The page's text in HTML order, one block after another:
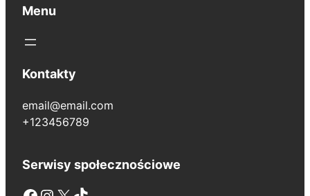
Menu
Kontakty
email@email.com
+123456789
Serwisy społecznościowe